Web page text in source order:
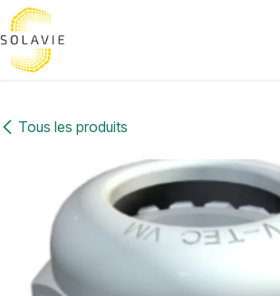
Se rendre au contenu
Tous les produits